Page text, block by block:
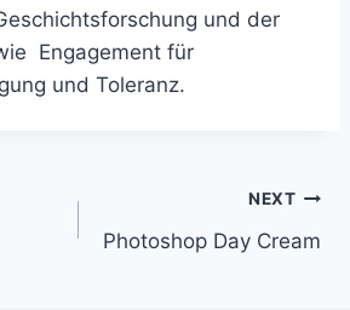
und der
Engagement für
und Toleranz.
NEXT
Photoshop Day Cream